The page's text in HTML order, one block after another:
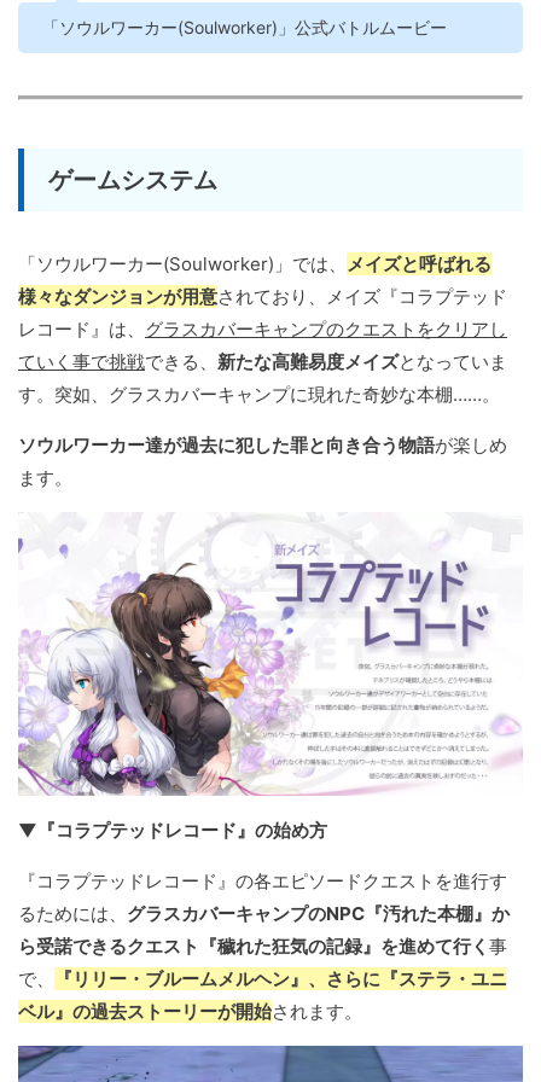
「ソウルワーカー(Soulworker)」公式バトルムービー
ゲームシステム
「ソウルワーカー(Soulworker)」では、
メイズと呼ばれる
様々なダンジョンが用意されており、メイズ『コラプテッド
レコード』は、 グラスカバーキャンプのクエストをクリアし
ていく事で挑戦できる、 新たな高難易度メイズとなっていま
す。突如、グラスカバーキャンプに現れた奇妙な本棚……。
ソウルワーカー達が過去に犯した罪と向き合う物語が楽しめ
ます。
▼『コラプテッドレコード』の始め方
『コラプテッドレコード』の各エピソードクエストを進行す
るためには、 グラスカバーキャンプのNPC『汚れた本棚』か
ら受諾できるクエスト『穢れた狂気の記録』を進めて行く 事
で、
『リリー・ブルームメルヘン』、さらに『ステラ・ユニ
ベル』の過去ストーリーが開始されます。